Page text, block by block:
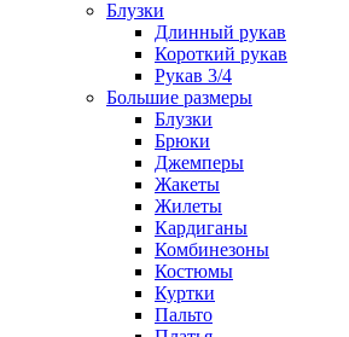
Блузки
Длинный рукав
Короткий рукав
Рукав 3/4
Большие размеры
Блузки
Брюки
Джемперы
Жакеты
Жилеты
Кардиганы
Комбинезоны
Костюмы
Куртки
Пальто